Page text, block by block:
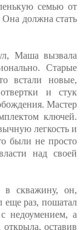
семью от
должна стать
Маша вызвала
Старые
встали новые,
и стук
Мастер
ключей.
легкость и
были не просто
над своей
в скважину, он,
еще раз, пошатал
недоумением, а
оставив